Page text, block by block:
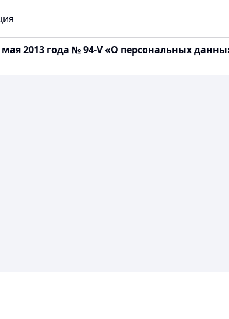
мая 2013 года № 94-V «О персональных